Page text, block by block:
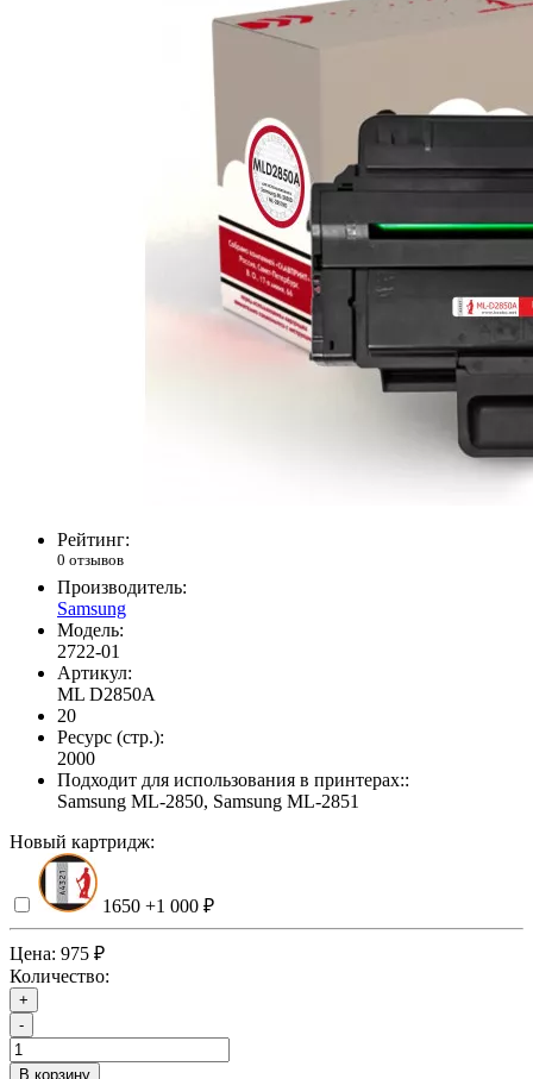
Рейтинг:
0 отзывов
Производитель:
Samsung
Модель:
2722-01
Артикул:
ML D2850A
20
Ресурс (стр.):
2000
Подходит для использования в принтерах::
Samsung ML-2850, Samsung ML-2851
Новый картридж:
1650 +1 000 ₽
Цена: 975 ₽
Количество:
+
-
В корзину